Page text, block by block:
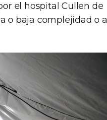
el hospital Cullen de
o baja complejidad o a